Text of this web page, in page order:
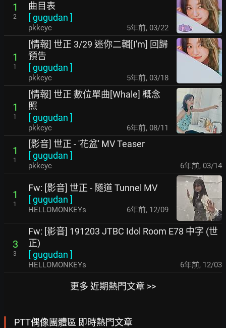
1
2
曲目表
[gugudan ]
pkkcyc 5年前, 03/22
1
1
[情報] 世正 3/29 迷你二輯[I'm] 回歸
預告
[gugudan ]
pkkcyc 5年前, 03/18
1
1
[情報] 世正 數位單曲[Whale] 概念
照
[gugudan ]
pkkcyc 6年前, 08/11
1
1
[影音] 世正 - '花盆' MV Teaser
[gugudan ]
pkkcyc 6年前, 03/14
1
1
Fw: [影音] 世正 - 隧道 Tunnel MV
[gugudan ]
HELLOMONKEYs 6年前, 12/09
3
3
Fw: [影音] 191203 JTBC Idol Room E78 中字 (世
正)
[gugudan ]
HELLOMONKEYs 6年前, 12/03
更多 近期熱門文章 >>
PTT偶像團體區 即時熱門文章